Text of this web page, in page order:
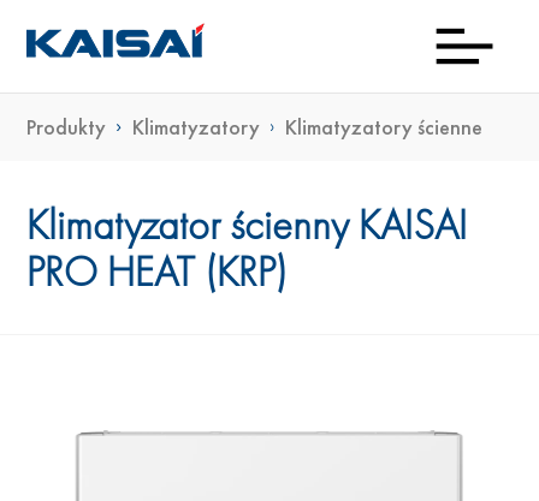
Produkty Klimatyzatory Klimatyzatory ścienne
Klimatyzator ścienny KAISAI
PRO HEAT (KRP)